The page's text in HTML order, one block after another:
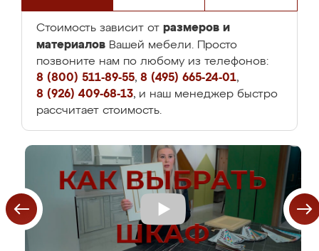
Стоимость зависит от размеров и
материалов Вашей мебели. Просто
позвоните нам по любому из телефонов:
8 (800) 511-89-55, 8 (495) 665-24-01,
8 (926) 409-68-13, и наш менеджер быстро
рассчитает стоимость.